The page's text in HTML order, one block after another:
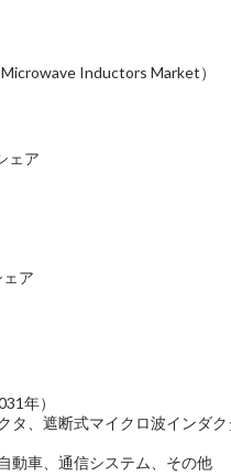
Inductors Market）
ェア
ア
年）
タ、遮断式マイクロ波インダク
動車、通信システム、その他